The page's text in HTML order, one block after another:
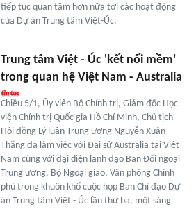
tiếp tục quan tâm hơn nữa tới các hoạt động
của Dự án Trung tâm Việt-Úc.
Trung tâm Việt - Úc 'kết nối mềm'
trong quan hệ Việt Nam - Australia
Chiều 5/1, Ủy viên Bộ Chính trị, Giám đốc Học
viện Chính trị Quốc gia Hồ Chí Minh, Chủ tịch
Hội đồng Lý luận Trung ương Nguyễn Xuân
Thắng đã làm việc với Đại sứ Australia tại Việt
Nam cùng với đại diện lãnh đạo Ban Đối ngoại
Trung ương, Bộ Ngoại giao, Văn phòng Chính
phủ trong khuôn khổ cuộc họp Ban Chỉ đạo Dự
án Trung tâm Việt - Úc lần thứ ba, một sáng